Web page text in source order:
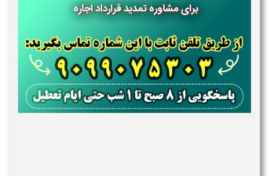
برای مشاوره تمدید قرارداد اجاره